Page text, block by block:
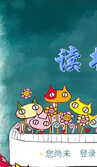
» 您尚未 登录